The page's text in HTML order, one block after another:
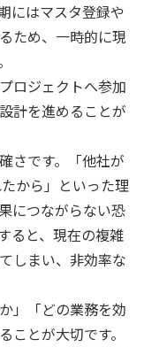
にはマスタ登録や
ため、一時的に現
ロジェクトへ参加
計を進めることが
さです。「他社が
から」といった理
につながらない恐
ると、現在の複雑
しまい、非効率な
」「どの業務を効
とが大切です。